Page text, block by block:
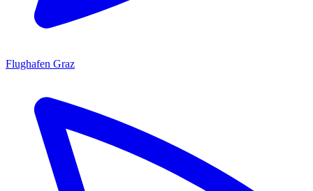
Flughafen Graz